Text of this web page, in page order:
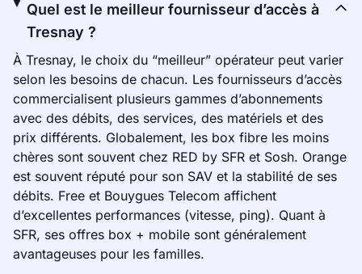
Quel est le meilleur fournisseur d’accès à
Tresnay ?
À Tresnay, le choix du “meilleur” opérateur peut varier
selon les besoins de chacun. Les fournisseurs d’accès
commercialisent plusieurs gammes d’abonnements
avec des débits, des services, des matériels et des
prix différents. Globalement, les box fibre les moins
chères sont souvent chez RED by SFR et Sosh. Orange
est souvent réputé pour son SAV et la stabilité de ses
débits. Free et Bouygues Telecom affichent
d’excellentes performances (vitesse, ping). Quant à
SFR, ses offres box + mobile sont généralement
avantageuses pour les familles.